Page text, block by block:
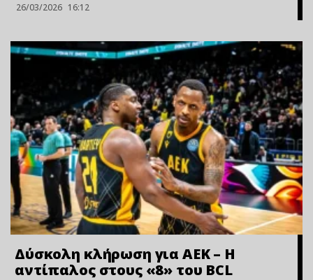
26/03/2026 16:12
Δύσκολη κλήρωση για ΑΕΚ – Η
αντίπαλος στους «8» του BCL